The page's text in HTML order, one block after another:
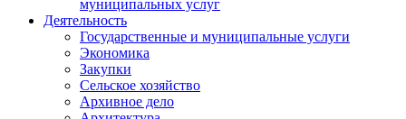
муниципальных услуг
Деятельность
Государственные и муниципальные услуги
Экономика
Закупки
Сельское хозяйство
Архивное дело